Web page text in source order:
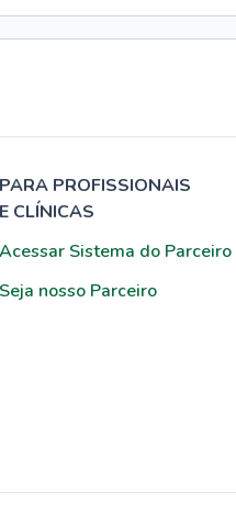
PARA PROFISSIONAIS
E CLÍNICAS
Acessar Sistema do Parceiro
Seja nosso Parceiro